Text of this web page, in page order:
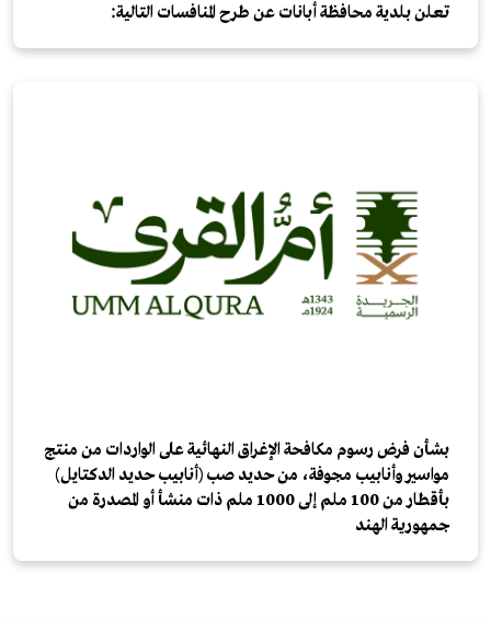
تعلن بلدية محافظة أبانات عن طرح المنافسات التالية:
بشأن فرض رسوم مكافحة الإغراق النهائية على الواردات من منتج
مواسير وأنابيب مجوفة، من حديد صب (أنابيب حديد الدكتايل)
بأقطار من 100 ملم إلى 1000 ملم ذات منشأ أو المصدرة من
جمهورية الهند